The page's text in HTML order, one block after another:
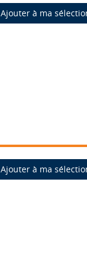
Ajouter à ma
Ajouter à ma